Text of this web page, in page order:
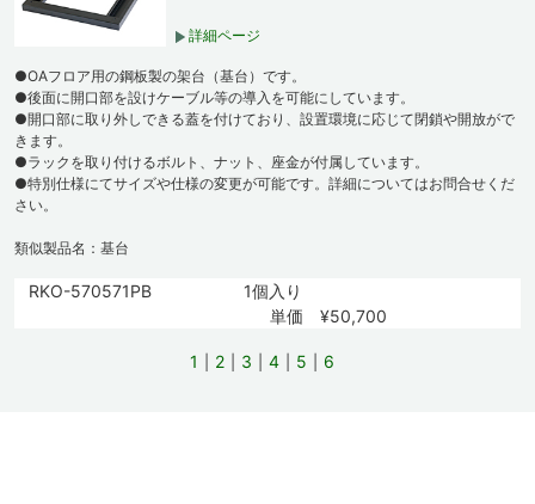
詳細ページ
●OAフロア用の鋼板製の架台（基台）です。
●後面に開口部を設けケーブル等の導入を可能にしています。
●開口部に取り外しできる蓋を付けており、設置環境に応じて閉鎖や開放がで
きます。
●ラックを取り付けるボルト、ナット、座金が付属しています。
●特別仕様にてサイズや仕様の変更が可能です。詳細についてはお問合せくだ
さい。
類似製品名：基台
RKO-570571PB
1個入り
単価 ¥50,700
1 2 3 4 5 6